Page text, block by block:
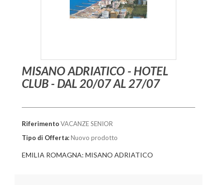
MISANO ADRIATICO - HOTEL
CLUB - DAL 20/07 AL 27/07
RiferimentoVACANZE SENIOR
Tipo di Offerta:Nuovo prodotto
EMILIA ROMAGNA: MISANO ADRIATICO